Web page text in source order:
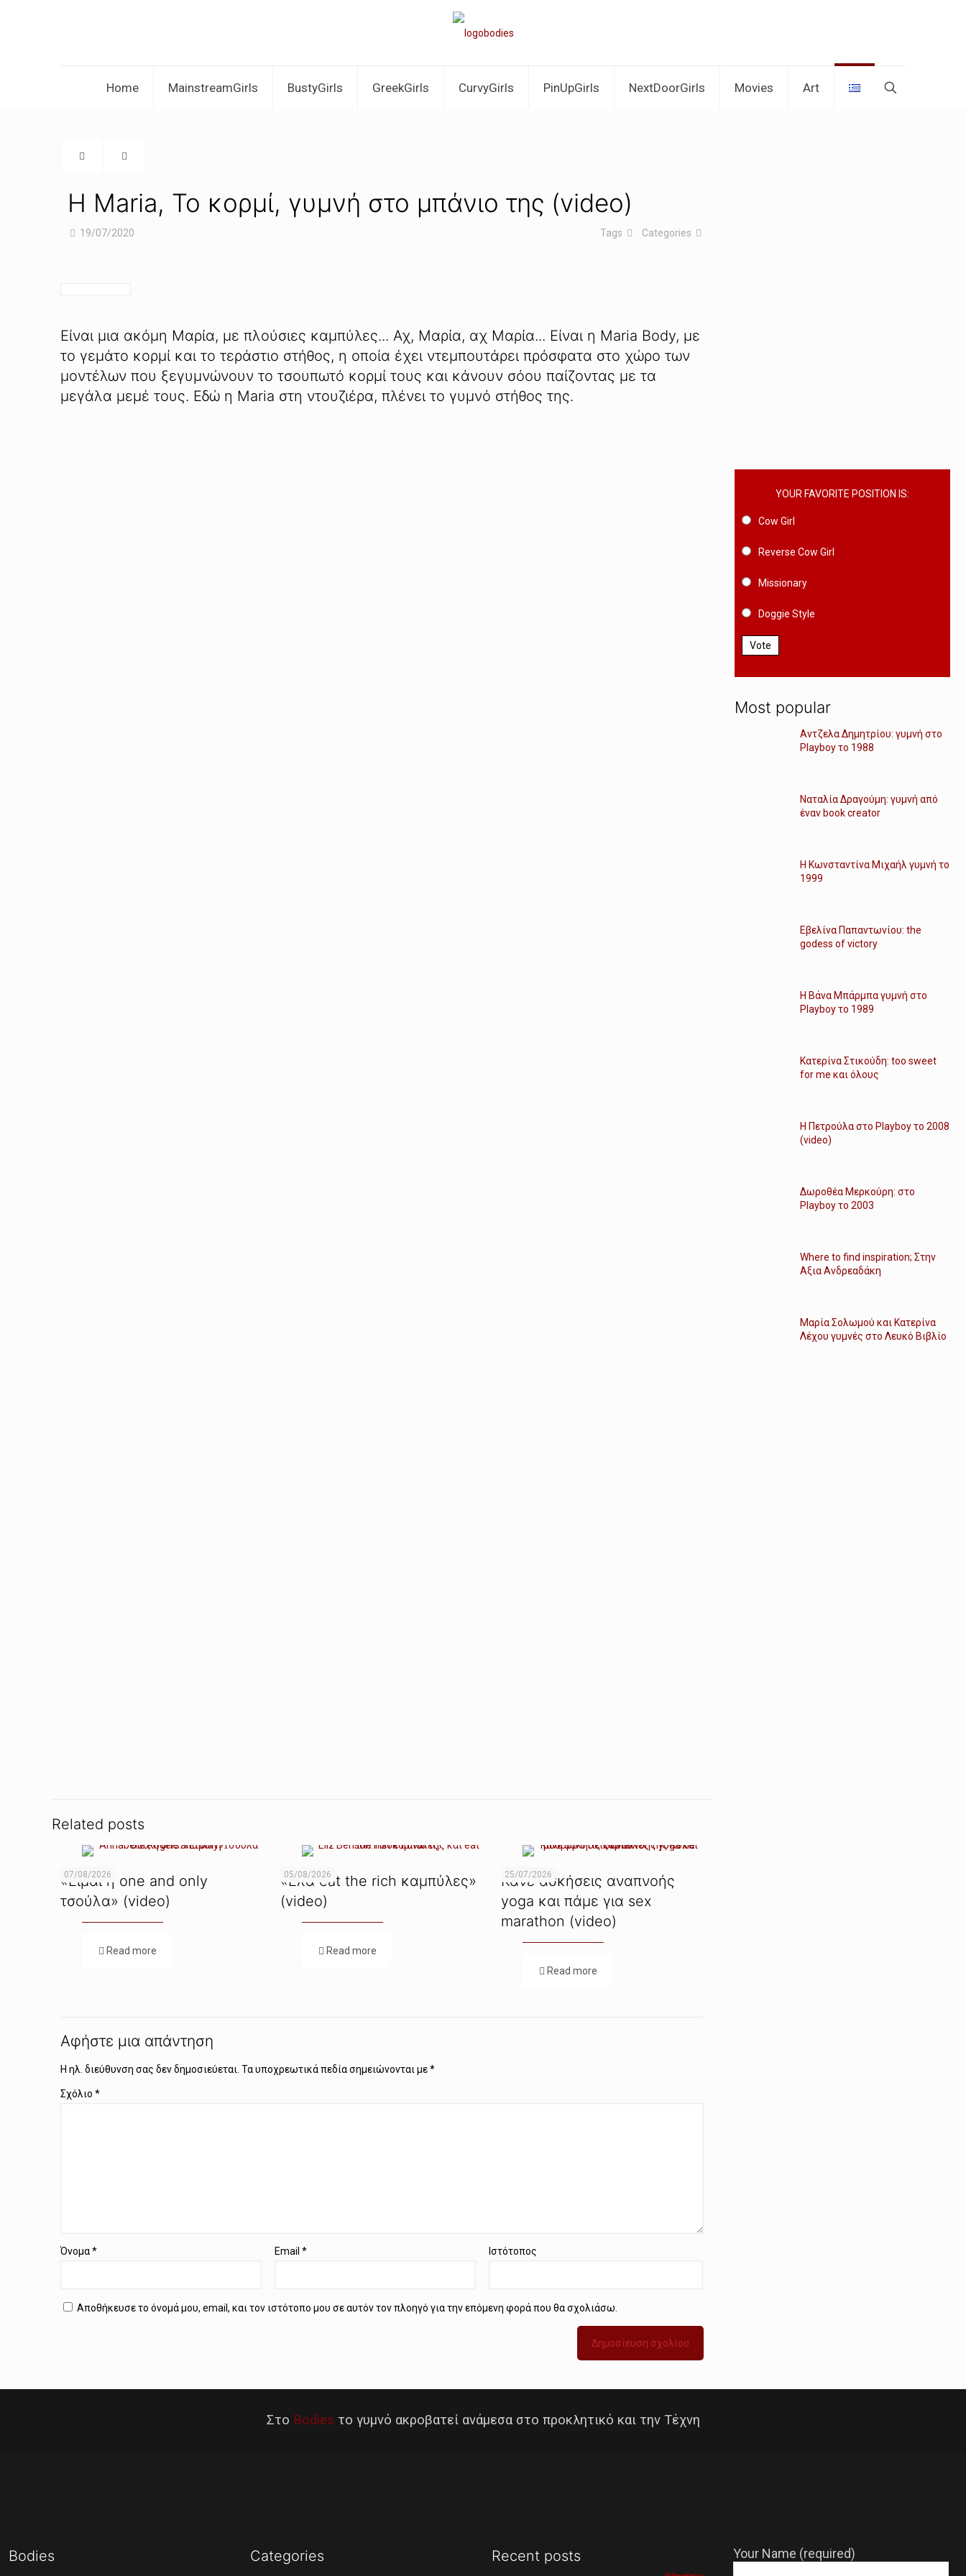
Home MainstreamGirls BustyGirls GreekGirls CurvyGirls PinUpGirls NextDoorGirls Movies Art
Η Maria, Το κορμί, γυμνή στο μπάνιο της (video)
19/07/2020 Categories
Tags
Είναι μια ακόμη Μαρία, με πλούσιες καμπύλες... Αχ, Μαρία, αχ Μαρία... Είναι η Maria Body, με
το γεμάτο κορμί και το τεράστιο στήθος, η οποία έχει ντεμπουτάρει πρόσφατα στο χώρο των
μοντέλων που ξεγυμνώνουν το τσουπωτό κορμί τους και κάνουν σόου παίζοντας με τα
μεγάλα μεμέ τους. Εδώ η Maria στη ντουζιέρα, πλένει το γυμνό στήθος της.
Related posts
07/08/2026
«Είμαι η one and only
τσούλα» (video)
Read more
05/08/2026
«Ελα eat the rich καμπύλες»
(video)
Read more
25/07/2026
Κάνε ασκήσεις αναπνοής
yoga και πάμε για sex
marathon (video)
Read more
Αφήστε μια απάντηση
Η ηλ. διεύθυνση σας δεν δημοσιεύεται. Τα υποχρεωτικά πεδία σημειώνονται με*
Σχόλιο *
Όνομα* Email* Ιστότοπος
Αποθήκευσε το όνομά μου, email, και τον ιστότοπο μου σε αυτόν τον πλοηγό για την επόμενη φορά που θα σχολιάσω.
YOUR FAVORITE POSITION IS:
Cow Girl
Reverse Cow Girl
Missionary
Doggie Style
Vote
Most popular
Αντζελα Δημητρίου: γυμνή στο
Playboy το 1988
Ναταλία Δραγούμη: γυμνή από
έναν book creator
Η Κωνσταντίνα Μιχαήλ γυμνή το
1999
Εβελίνα Παπαντωνίου: the
godess of victory
Η Βάνα Μπάρμπα γυμνή στο
Playboy το 1989
Κατερίνα Στικούδη: too sweet
for me και όλους
Η Πετρούλα στο Playboy το 2008
(video)
Δωροθέα Μερκούρη: στο
Playboy το 2003
Where to find inspiration; Στην
Αξια Ανδρεαδάκη
Μαρία Σολωμού και Κατερίνα
Λέχου γυμνές στο Λευκό Βιβλίο
Στο Bodies το γυμνό ακροβατεί ανάμεσα στο προκλητικό και την Τέχνη
Bodies Categories Recent posts Your Name (required)